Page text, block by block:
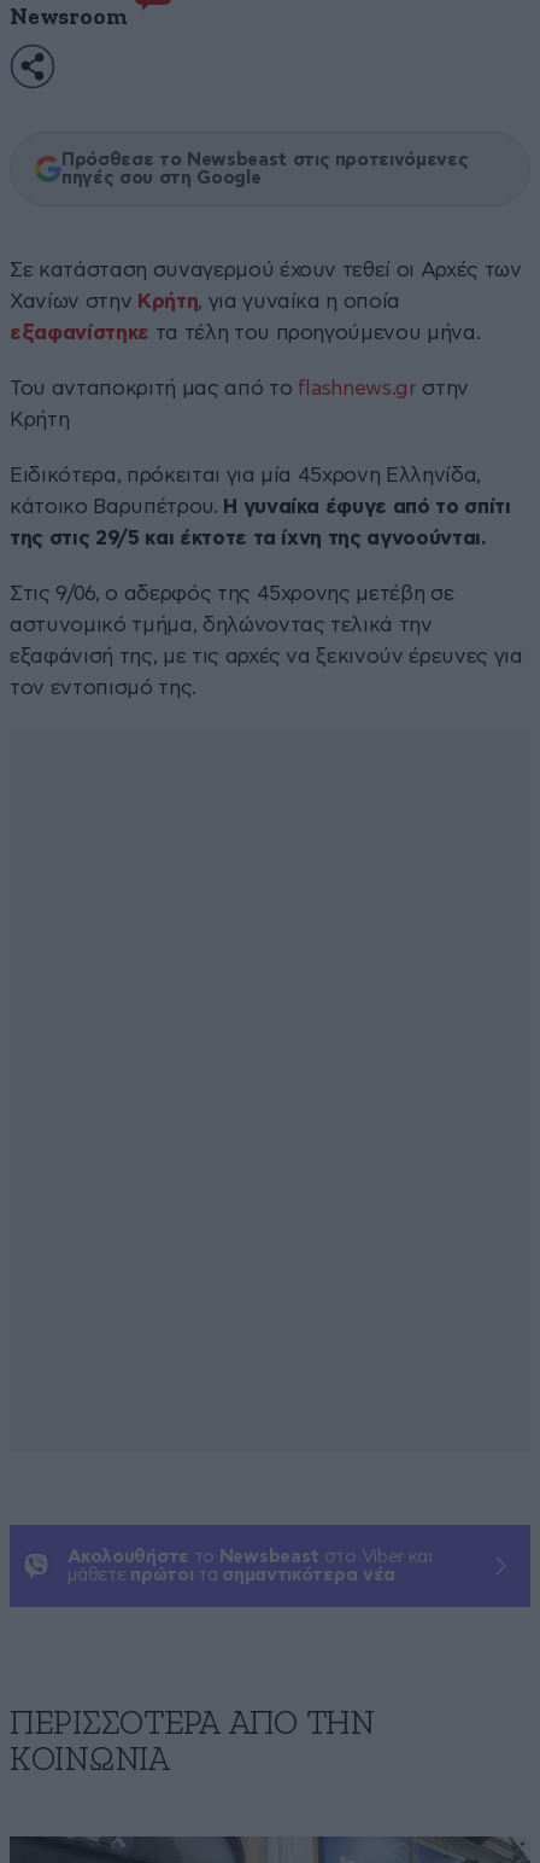
Newsroom
Πρόσθεσε το Newsbeast στις προτεινόμενες
πηγές σου στη Google
Σε κατάσταση συναγερμού έχουν τεθεί οι Αρχές των
Χανίων στην Κρήτη, για γυναίκα η οποία
εξαφανίστηκε τα τέλη του προηγούμενου μήνα.
Του ανταποκριτή μας από το flashnews.gr στην
Κρήτη
Ειδικότερα, πρόκειται για μία 45χρονη Ελληνίδα,
κάτοικο Βαρυπέτρου. Η γυναίκα έφυγε από το σπίτι
της στις 29/5 και έκτοτε τα ίχνη της αγνοούνται.
Στις 9/06, ο αδερφός της 45χρονης μετέβη σε
αστυνομικό τμήμα, δηλώνοντας τελικά την
εξαφάνισή της, με τις αρχές να ξεκινούν έρευνες για
τον εντοπισμό της.
Ακολουθήστε το Newsbeast στο Viber και
μάθετε πρώτοι τα σημαντικότερα νέα
ΠΕΡΙΣΣΟΤΕΡΑ ΑΠΟ ΤΗΝ
ΚΟΙΝΩΝΙΑ